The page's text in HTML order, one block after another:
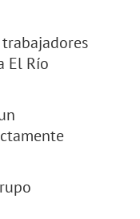
El Río